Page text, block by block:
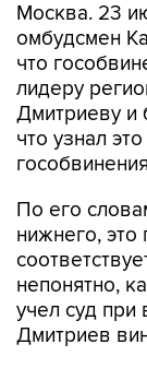
Москва. 23
омбудсмен
что
лидеру
Дмитриеву и
что узнал
По его
нижнего, это
непонятно,
учел суд при
Дмитриев